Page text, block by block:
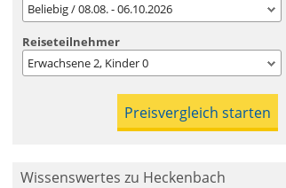
Beliebig / 08.08. - 06.10.2026
Reiseteilnehmer
Erwachsene2, Kinder0
Wissenswertes zu Heckenbach